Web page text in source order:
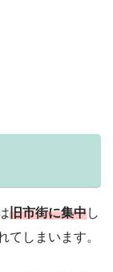
旧市街に集中し
てしまいます。